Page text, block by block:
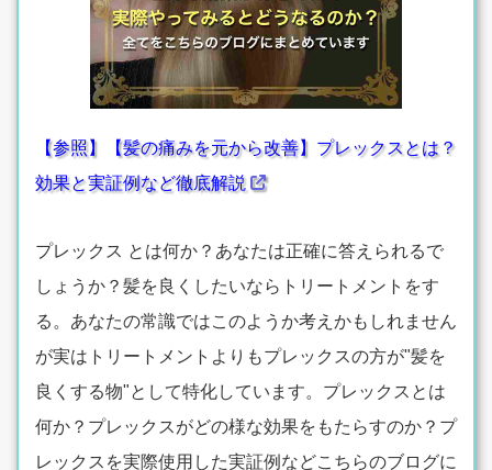
【参照】【髪の痛みを元から改善】プレックスとは？
効果と実証例など徹底解説
プレックス とは何か？あなたは正確に答えられるで
しょうか？髪を良くしたいならトリートメントをす
る。あなたの常識ではこのようか考えかもしれません
が実はトリートメントよりもプレックスの方が"髪を
良くする物"として特化しています。プレックスとは
何か？プレックスがどの様な効果をもたらすのか？プ
レックスを実際使用した実証例などこちらのブログに